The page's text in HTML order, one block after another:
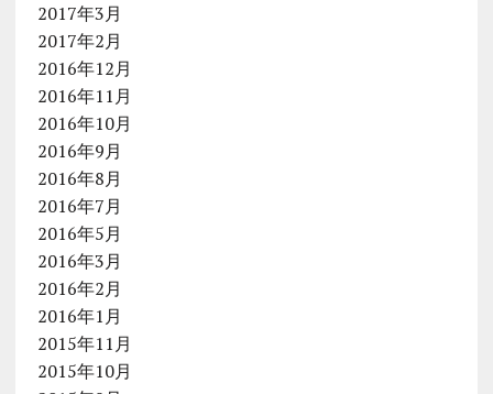
2017年3月
2017年2月
2016年12月
2016年11月
2016年10月
2016年9月
2016年8月
2016年7月
2016年5月
2016年3月
2016年2月
2016年1月
2015年11月
2015年10月